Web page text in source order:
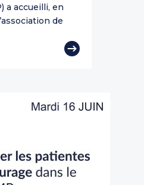
a accueilli, en
de